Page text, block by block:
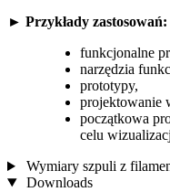
► Przykłady zastosowań:
funkcjonalne
narzędzia
prototypy,
projektowanie
początkowa
celu
Wymiary szpuli z
Downloads